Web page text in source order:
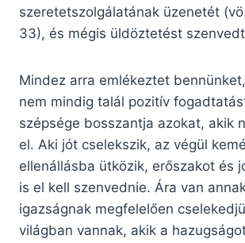
szeretetszolgálatának üzenetét
33), és mégis üldöztetést
Mindez arra emlékeztet
nem mindig talál pozitív
szépsége bosszantja azokat, akik
el. Aki jót cselekszik, az végül
ellenállásba ütközik, erőszakot és
is el kell szenvednie. Ára van
igazságnak megfelelően
világban vannak, akik a